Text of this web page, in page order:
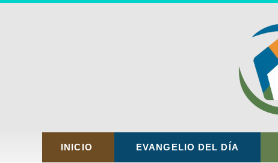
INICIO EVANGELIO DEL DÍA